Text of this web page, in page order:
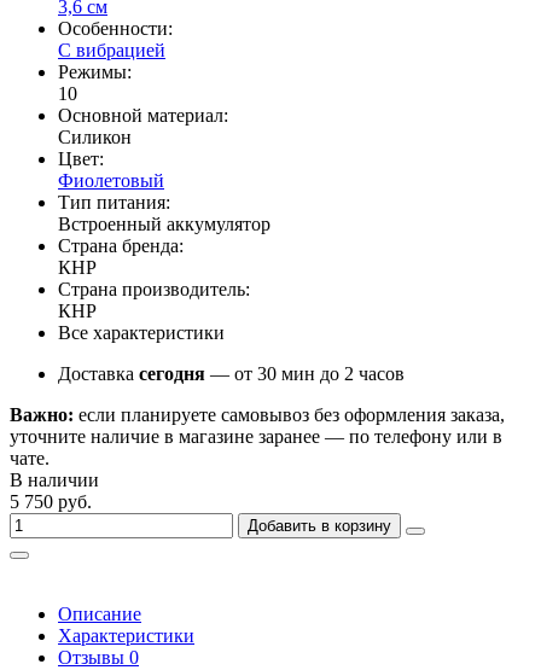
3,6 см
Особенности:
С вибрацией
Режимы:
10
Основной материал:
Силикон
Цвет:
Фиолетовый
Тип питания:
Встроенный аккумулятор
Страна бренда:
КНР
Страна производитель:
КНР
Все характеристики
Доставка сегодня — от 30 мин до 2 часов
Важно: если планируете самовывоз без оформления заказа,
уточните наличие в магазине заранее — по телефону или в
чате.
В наличии
5 750 руб.
Добавить в корзину
Описание
Характеристики
Отзывы 0